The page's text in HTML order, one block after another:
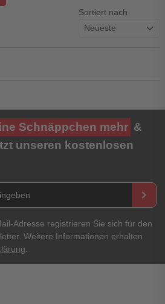
Sortiert nach
Schnäppchen mehr &
unseren kostenlosen
keyboard_arrow_right
Adresse registrieren Sie sich für den
Weitere Informationen erhalten